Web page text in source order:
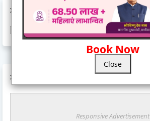
Book Now
Close
AD CODE
Responsive Advertisement